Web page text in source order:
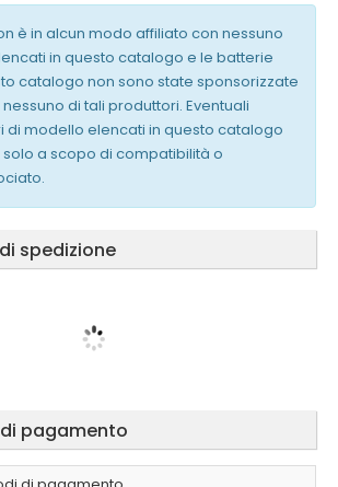
è in alcun modo affiliato con nessuno
in questo catalogo e le batterie
catalogo non sono state sponsorizzate
di tali produttori. Eventuali
di modello elencati in questo catalogo
a scopo di compatibilità o
spedizione
pagamento